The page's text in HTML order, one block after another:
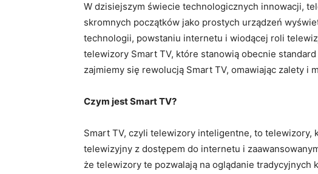
W dzisiejszym świecie technologicznych innowacji,
skromnych początków jako prostych urządzeń
technologii, powstaniu internetu i wiodącej roli
telewizory Smart TV, które stanowią obecnie
zajmiemy się rewolucją Smart TV, omawiając zalety i
Czym jest Smart TV?
Smart TV, czyli telewizory inteligentne, to telewizory,
telewizyjny z dostępem do internetu i
że telewizory te pozwalają na oglądanie tradycyjnych